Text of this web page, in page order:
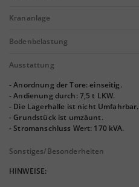
Krananlage
Bodenbelastung
Ausstattung
- Anordnung der Tore: einseitig.
- Andienung durch: 7,5 t LKW.
- Die Lagerhalle ist nicht Umfahrbar.
- Grundstück ist umzäunt.
- Stromanschluss Wert: 170 kVA.
Sonstiges/Besonderheiten
HINWEISE: